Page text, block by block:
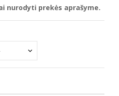
nurodyti prekės aprašyme.